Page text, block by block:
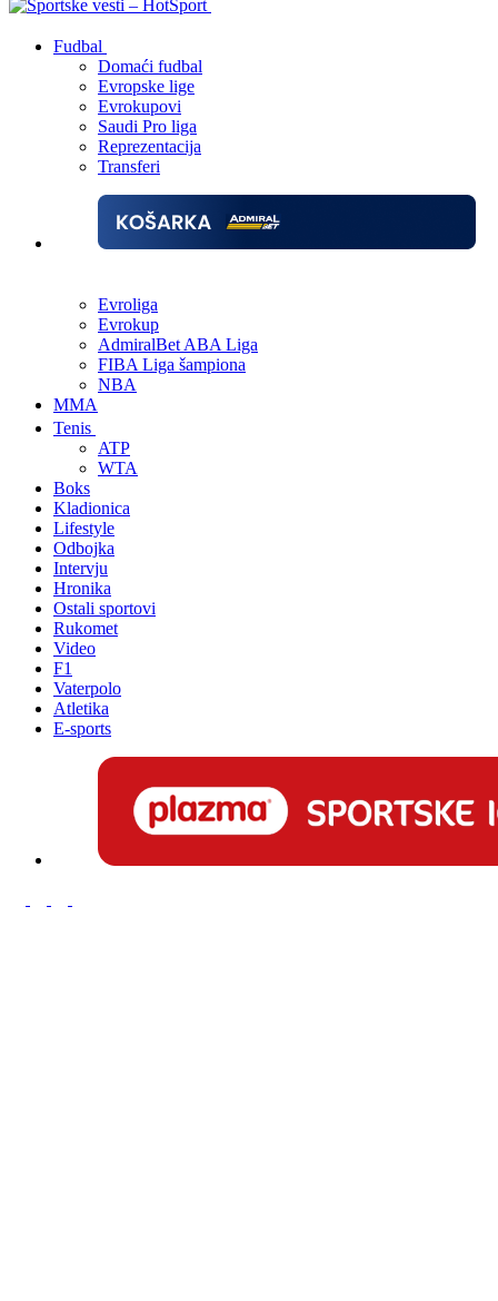
Fudbal
Domaći fudbal
Evropske lige
Evrokupovi
Saudi Pro liga
Reprezentacija
Transferi
Evroliga
Evrokup
AdmiralBet ABA Liga
FIBA Liga šampiona
NBA
MMA
Tenis
ATP
WTA
Boks
Kladionica
Lifestyle
Odbojka
Intervju
Hronika
Ostali sportovi
Rukomet
Video
F1
Vaterpolo
Atletika
E-sports